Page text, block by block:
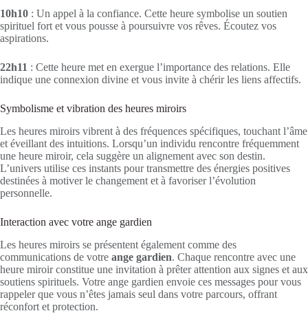
10h10 : Un appel à la confiance. Cette heure symbolise un soutien
spirituel fort et vous pousse à poursuivre vos rêves. Écoutez vos
aspirations.
22h11 : Cette heure met en exergue l’importance des relations. Elle
indique une connexion divine et vous invite à chérir les liens affectifs.
Symbolisme et vibration des heures miroirs
Les heures miroirs vibrent à des fréquences spécifiques, touchant l’âme
et éveillant des intuitions. Lorsqu’un individu rencontre fréquemment
une heure miroir, cela suggère un alignement avec son destin.
L’univers utilise ces instants pour transmettre des énergies positives
destinées à motiver le changement et à favoriser l’évolution
personnelle.
Interaction avec votre ange gardien
Les heures miroirs se présentent également comme des
communications de votre ange gardien. Chaque rencontre avec une
heure miroir constitue une invitation à prêter attention aux signes et aux
soutiens spirituels. Votre ange gardien envoie ces messages pour vous
rappeler que vous n’êtes jamais seul dans votre parcours, offrant
réconfort et protection.